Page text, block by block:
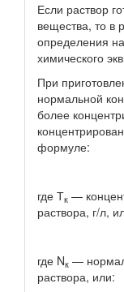
Если раствор
вещества, то в
определения
химического
При
нормальной
более
формуле:
где Тк —
раствора, г/л,
где Nк —
раствора, или: